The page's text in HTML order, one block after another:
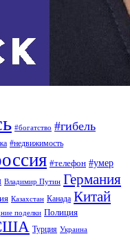
#богатство #гибель
#недвижимость
#телефон #умер
Владимир Путин Германия
Казахстан Канада Китай
поделки Полиция
Турция Украина